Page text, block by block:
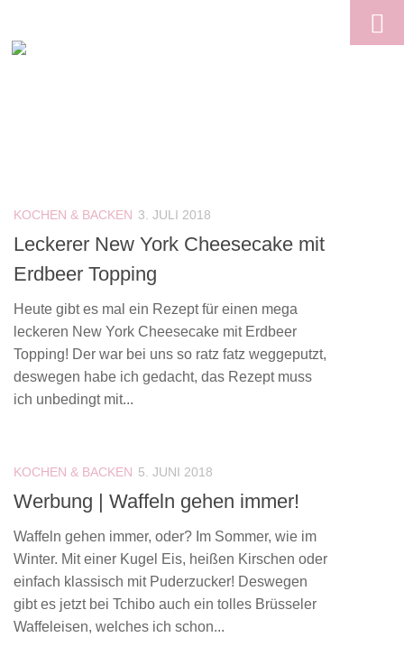
KOCHEN & BACKEN 3. JULI 2018
Leckerer New York Cheesecake mit
Erdbeer Topping
Heute gibt es mal ein Rezept für einen mega
leckeren New York Cheesecake mit Erdbeer
Topping! Der war bei uns so ratz fatz weggeputzt,
deswegen habe ich gedacht, das Rezept muss
ich unbedingt mit...
KOCHEN & BACKEN 5. JUNI 2018
Werbung | Waffeln gehen immer!
Waffeln gehen immer, oder? Im Sommer, wie im
Winter. Mit einer Kugel Eis, heißen Kirschen oder
einfach klassisch mit Puderzucker! Deswegen
gibt es jetzt bei Tchibo auch ein tolles Brüsseler
Waffeleisen, welches ich schon...